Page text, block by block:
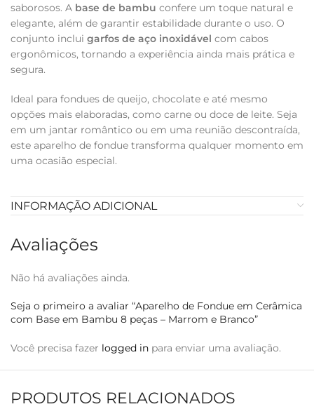
saborosos. A base de bambu confere um toque natural e
elegante, além de garantir estabilidade durante o uso. O
conjunto inclui garfos de aço inoxidável com cabos
ergonômicos, tornando a experiência ainda mais prática e
segura.
Ideal para fondues de queijo, chocolate e até mesmo
opções mais elaboradas, como carne ou doce de leite. Seja
em um jantar romântico ou em uma reunião descontraída,
este aparelho de fondue transforma qualquer momento em
uma ocasião especial.
INFORMAÇÃO ADICIONAL
Avaliações
Não há avaliações ainda.
Seja o primeiro a avaliar “Aparelho de Fondue em Cerâmica
com Base em Bambu 8 peças – Marrom e Branco”
Você precisa fazer logged in para enviar uma avaliação.
PRODUTOS RELACIONADOS